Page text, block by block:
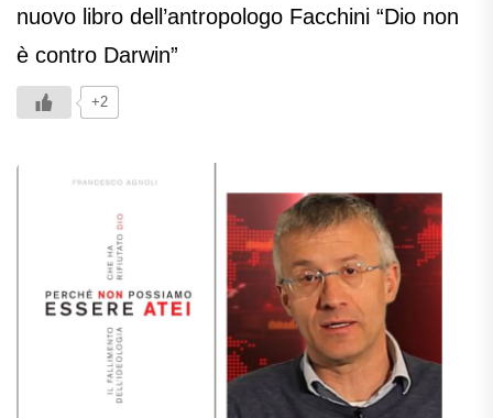
nuovo libro dell’antropologo Facchini “Dio non
è contro Darwin”
+2